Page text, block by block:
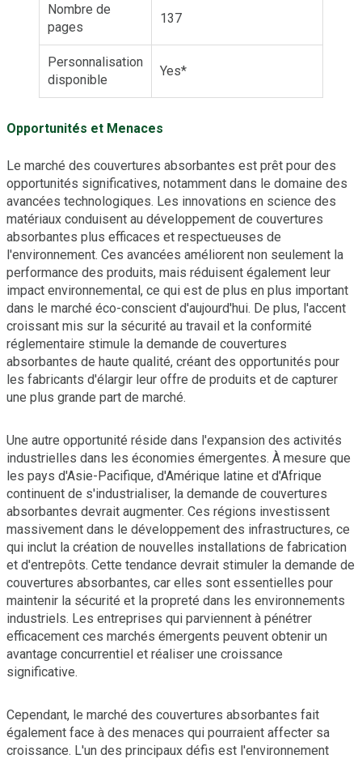
Nombre de
pages
137
Personnalisation
disponible
Yes*
Opportunités et Menaces
Le marché des couvertures absorbantes est prêt pour des
opportunités significatives, notamment dans le domaine des
avancées technologiques. Les innovations en science des
matériaux conduisent au développement de couvertures
absorbantes plus efficaces et respectueuses de
l'environnement. Ces avancées améliorent non seulement la
performance des produits, mais réduisent également leur
impact environnemental, ce qui est de plus en plus important
dans le marché éco-conscient d'aujourd'hui. De plus, l'accent
croissant mis sur la sécurité au travail et la conformité
réglementaire stimule la demande de couvertures
absorbantes de haute qualité, créant des opportunités pour
les fabricants d'élargir leur offre de produits et de capturer
une plus grande part de marché.
Une autre opportunité réside dans l'expansion des activités
industrielles dans les économies émergentes. À mesure que
les pays d'Asie-Pacifique, d'Amérique latine et d'Afrique
continuent de s'industrialiser, la demande de couvertures
absorbantes devrait augmenter. Ces régions investissent
massivement dans le développement des infrastructures, ce
qui inclut la création de nouvelles installations de fabrication
et d'entrepôts. Cette tendance devrait stimuler la demande de
couvertures absorbantes, car elles sont essentielles pour
maintenir la sécurité et la propreté dans les environnements
industriels. Les entreprises qui parviennent à pénétrer
efficacement ces marchés émergents peuvent obtenir un
avantage concurrentiel et réaliser une croissance
significative.
Cependant, le marché des couvertures absorbantes fait
également face à des menaces qui pourraient affecter sa
croissance. L'un des principaux défis est l'environnement